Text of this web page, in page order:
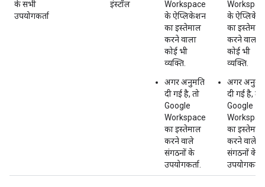
के सभी
उपयोगकर्ता
इंस्टॉल
Workspace
के ऐप्लिकेशन
का इस्तेमाल
करने वाला
कोई भी
व्यक्ति.
अगर अनुमति
दी गई है, तो
Google
Workspace
का इस्तेमाल
करने वाले
संगठनों के
उपयोगकर्ता.
के
का इस्तेमाल
करने वाला
कोई भी
व्यक्ति.
अगर
दी गई है, तो
Google
का इस्तेमाल
करने वाले
संगठनों के
उपयोगकर्ता.